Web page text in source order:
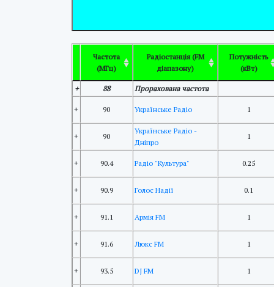
Частота
(МГц)
Радіостанція (FM
діапазону)
Потужність
(кВт)
+ 88 Прорахована частота
+ 90 Українське Радіо 1
+ 90
Українське Радіо -
Дніпро
1
+ 90.4 Радіо "Культура" 0.25
+ 90.9 Голос Надії 0.1
+ 91.1 Армія FM 1
+ 91.6 Люкс FM 1
+ 93.5 DJ FM 1